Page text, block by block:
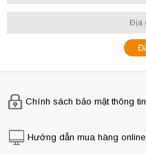
Chính sách bảo mật thông tin
Hướng dẫn mua hàng online